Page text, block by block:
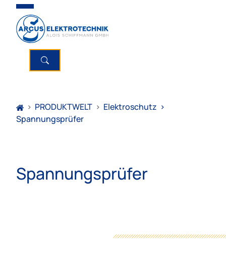
> PRODUKTWELT > Elektroschutz >
Spannungsprüfer
Spannungsprüfer